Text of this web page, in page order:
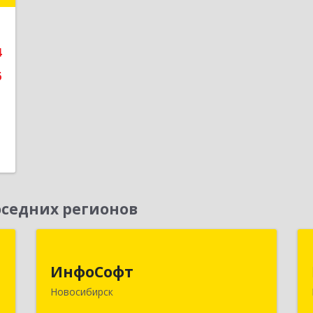
регионов
ИнфоСофт
Новосибирск
630091, Новосибирская обл,
Новосибирск г, Крылова ул, дом № 31